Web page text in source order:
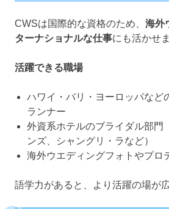
CWSは国際的な資格のため、 海外
ターナショナルな仕事にも活かせ
活躍できる職場
ハワイ・バリ・ヨーロッパなど
ランナー
外資系ホテルのブライダル部門
ンズ、シャングリ・ラなど）
海外ウエディングフォトやプロ
語学力があると、より活躍の場が